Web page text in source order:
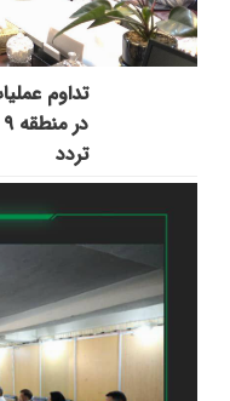
تردد